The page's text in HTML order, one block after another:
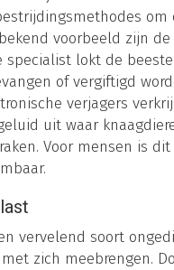
om
voorbeeld zijn
specialist lokt de
of vergiftigd
verjagers
uit waar
Voor mensen is
vervelend soort
zich meebrengen.